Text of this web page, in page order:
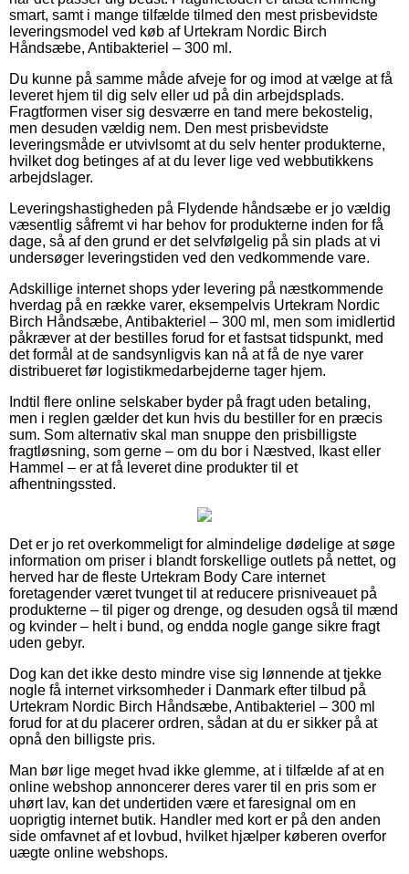
smart, samt i mange tilfælde tilmed den mest prisbevidste
leveringsmodel ved køb af Urtekram Nordic Birch
Håndsæbe, Antibakteriel – 300 ml.
Du kunne på samme måde afveje for og imod at vælge at få
leveret hjem til dig selv eller ud på din arbejdsplads.
Fragtformen viser sig desværre en tand mere bekostelig,
men desuden vældig nem. Den mest prisbevidste
leveringsmåde er utvivlsomt at du selv henter produkterne,
hvilket dog betinges af at du lever lige ved webbutikkens
arbejdslager.
Leveringshastigheden på Flydende håndsæbe er jo vældig
væsentlig såfremt vi har behov for produkterne inden for få
dage, så af den grund er det selvfølgelig på sin plads at vi
undersøger leveringstiden ved den vedkommende vare.
Adskillige internet shops yder levering på næstkommende
hverdag på en række varer, eksempelvis Urtekram Nordic
Birch Håndsæbe, Antibakteriel – 300 ml, men som imidlertid
påkræver at der bestilles forud for et fastsat tidspunkt, med
det formål at de sandsynligvis kan nå at få de nye varer
distribueret før logistikmedarbejderne tager hjem.
Indtil flere online selskaber byder på fragt uden betaling,
men i reglen gælder det kun hvis du bestiller for en præcis
sum. Som alternativ skal man snuppe den prisbilligste
fragtløsning, som gerne – om du bor i Næstved, Ikast eller
Hammel – er at få leveret dine produkter til et
afhentningssted.
Det er jo ret overkommeligt for almindelige dødelige at søge
information om priser i blandt forskellige outlets på nettet, og
herved har de fleste Urtekram Body Care internet
foretagender været tvunget til at reducere prisniveauet på
produkterne – til piger og drenge, og desuden også til mænd
og kvinder – helt i bund, og endda nogle gange sikre fragt
uden gebyr.
Dog kan det ikke desto mindre vise sig lønnende at tjekke
nogle få internet virksomheder i Danmark efter tilbud på
Urtekram Nordic Birch Håndsæbe, Antibakteriel – 300 ml
forud for at du placerer ordren, sådan at du er sikker på at
opnå den billigste pris.
Man bør lige meget hvad ikke glemme, at i tilfælde af at en
online webshop annoncerer deres varer til en pris som er
uhørt lav, kan det undertiden være et faresignal om en
uoprigtig internet butik. Handler med kort er på den anden
side omfavnet af et lovbud, hvilket hjælper køberen overfor
uægte online webshops.